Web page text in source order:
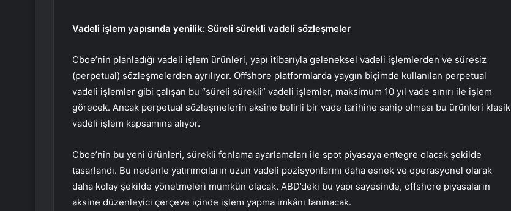
Vadeli işlem yapısında yenilik: Süreli sürekli vadeli sözleşmeler
Cboe’nin planladığı vadeli işlem ürünleri, yapı itibarıyla geleneksel vadeli işlemlerden ve süresiz
(perpetual) sözleşmelerden ayrılıyor. Offshore platformlarda yaygın biçimde kullanılan perpetual
vadeli işlemler gibi çalışan bu “süreli sürekli” vadeli işlemler, maksimum 10 yıl vade sınırı ile işlem
görecek. Ancak perpetual sözleşmelerin aksine belirli bir vade tarihine sahip olması bu ürünleri klasik
vadeli işlem kapsamına alıyor.
Cboe’nin bu yeni ürünleri, sürekli fonlama ayarlamaları ile spot piyasaya entegre olacak şekilde
tasarlandı. Bu nedenle yatırımcıların uzun vadeli pozisyonlarını daha esnek ve operasyonel olarak
daha kolay şekilde yönetmeleri mümkün olacak. ABD’deki bu yapı sayesinde, offshore piyasaların
aksine düzenleyici çerçeve içinde işlem yapma imkânı tanınacak.